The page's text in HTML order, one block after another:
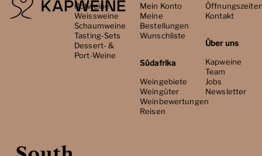
Rotweine
Weissweine
Schaumweine
Tasting-Sets
Dessert- &
Port-Weine
Mein Konto
Meine
Bestellungen
Wunschliste
Südafrika
Weingebiete
Weingüter
Weinbewertungen
Reisen
Kontakt
Über uns
Kapweine
Team
Jobs
Newsletter